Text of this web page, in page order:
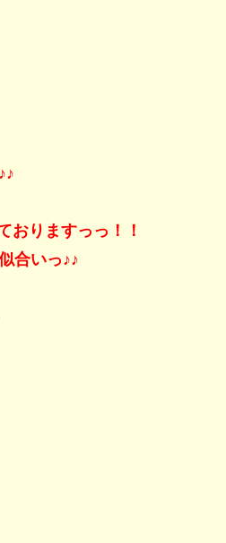
おりますっっ！！
合いっ♪♪